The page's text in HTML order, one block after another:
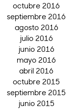
octubre 2016
septiembre 2016
agosto 2016
julio 2016
junio 2016
mayo 2016
abril 2016
octubre 2015
septiembre 2015
junio 2015